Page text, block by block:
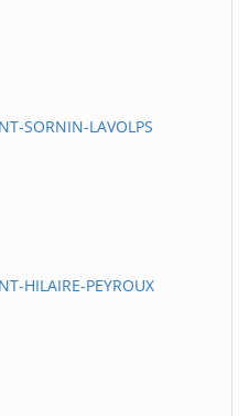
SORNIN-LAVOLPS
HILAIRE-PEYROUX